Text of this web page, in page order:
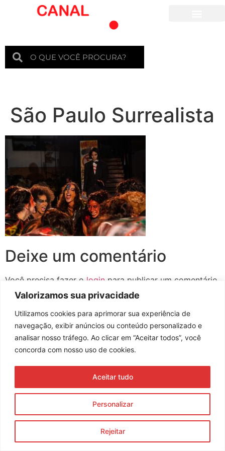
Valorizamos sua privacidade
Utilizamos cookies para aprimorar sua experiência de
navegação, exibir anúncios ou conteúdo personalizado e
analisar nosso tráfego. Ao clicar em “Aceitar todos”, você
concorda com nosso uso de cookies.
Personalizar
Rejeitar
Aceitar tudo
São Paulo Surrealista
Deixe um comentário
Você precisa fazer o login para publicar um comentário.
Assine nossa newsletter
© 2023 Morente Forte. Todos os direitos reservados
Política de Privacidade e Termos de Uso